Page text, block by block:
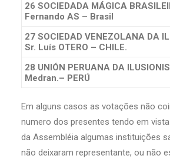
26 SOCIEDADA MÁGICA
Fernando AS – Brasil
27 SOCIEDAD VENEZOLANA DA
Sr. Luís OTERO – CHILE.
28 UNIÓN PERUANA DA
Medran.– PERÚ
Em alguns casos as votações não
numero dos presentes tendo em
da Assembléia algumas instituições
não deixaram representante, ou não